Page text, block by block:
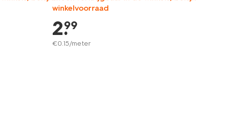
winkelvoorraad
2.
99
€0.15/meter